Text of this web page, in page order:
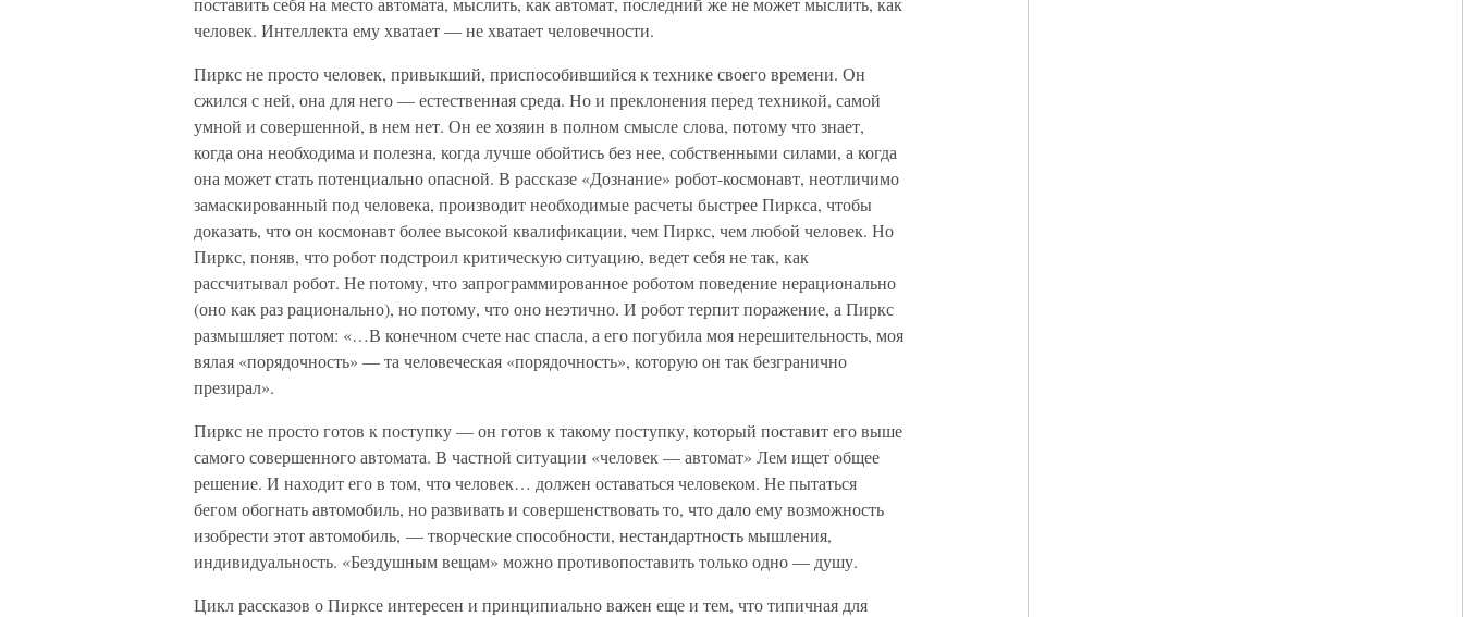
человек. Интеллекта ему хватает — не хватает человечности.
Пиркс не просто человек, привыкший, приспособившийся к технике своего времени. Он
сжился с ней, она для него — естественная среда. Но и преклонения перед техникой, самой
умной и совершенной, в нем нет. Он ее хозяин в полном смысле слова, потому что знает,
когда она необходима и полезна, когда лучше обойтись без нее, собственными силами, а когда
она может стать потенциально опасной. В рассказе «Дознание» робот-космонавт, неотличимо
замаскированный под человека, производит необходимые расчеты быстрее Пиркса, чтобы
доказать, что он космонавт более высокой квалификации, чем Пиркс, чем любой человек. Но
Пиркс, поняв, что робот подстроил критическую ситуацию, ведет себя не так, как
рассчитывал робот. Не потому, что запрограммированное роботом поведение нерационально
(оно как раз рационально), но потому, что оно неэтично. И робот терпит поражение, а Пиркс
размышляет потом: «…В конечном счете нас спасла, а его погубила моя нерешительность, моя
вялая «порядочность» — та человеческая «порядочность», которую он так безгранично
презирал».
Пиркс не просто готов к поступку — он готов к такому поступку, который поставит его выше
самого совершенного автомата. В частной ситуации «человек — автомат» Лем ищет общее
решение. И находит его в том, что человек… должен оставаться человеком. Не пытаться
бегом обогнать автомобиль, но развивать и совершенствовать то, что дало ему возможность
изобрести этот автомобиль, — творческие способности, нестандартность мышления,
индивидуальность. «Бездушным вещам» можно противопоставить только одно — душу.
Цикл рассказов о Пирксе интересен и принципиально важен еще и тем, что типичная для